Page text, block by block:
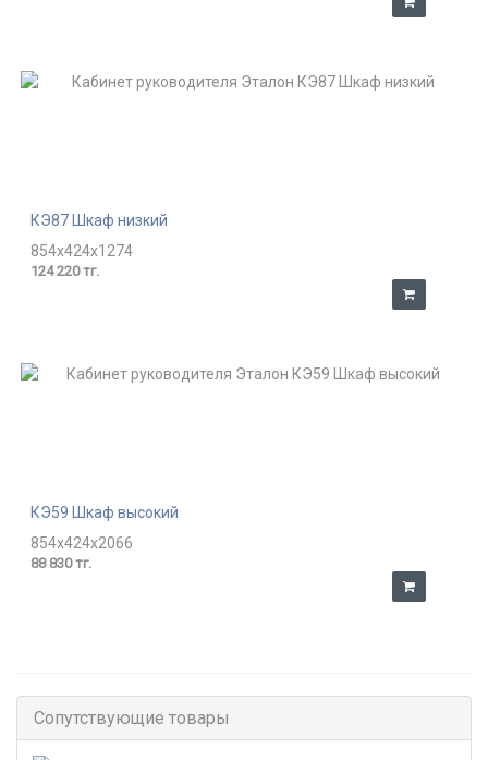
КЭ87 Шкаф низкий
854x424x1274
124 220 тг.
КЭ59 Шкаф высокий
854x424x2066
88 830 тг.
Сопутствующие товары